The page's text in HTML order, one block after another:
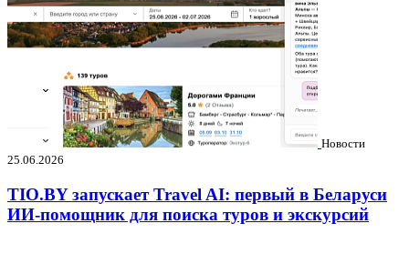
Новости
25.06.2026
TIO.BY запускает Travel AI: первый в Беларуси
ИИ-помощник для поиска туров и экскурсий